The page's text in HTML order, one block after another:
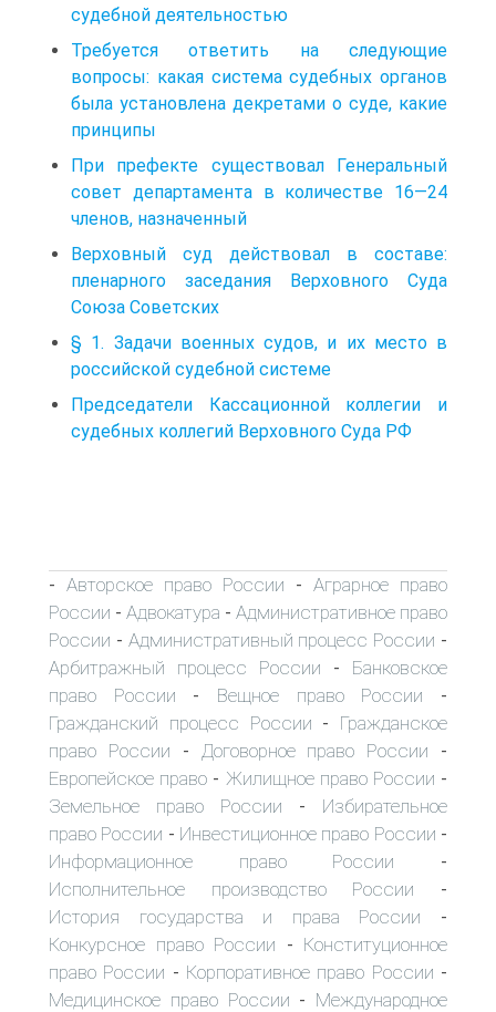
судебной деятельностью
Требуется ответить на следующие
вопросы: какая система судебных органов
была установлена декретами о суде, какие
принципы
При префекте существовал Генеральный
совет департамента в количестве 16—24
членов, назначенный
Верховный суд действовал в составе:
пленарного заседания Верховного Суда
Союза Советских
§ 1. Задачи военных судов, и их место в
российской судебной системе
Председатели Кассационной коллегии и
судебных коллегий Верховного Суда РФ
- Авторское право России - Аграрное право
России - Адвокатура - Административное право
России - Административный процесс России -
Арбитражный процесс России - Банковское
право России - Вещное право России -
Гражданский процесс России - Гражданское
право России - Договорное право России -
Европейское право - Жилищное право России -
Земельное право России - Избирательное
право России - Инвестиционное право России -
Информационное право России -
Исполнительное производство России -
История государства и права России -
Конкурсное право России - Конституционное
право России - Корпоративное право России -
Медицинское право России - Международное